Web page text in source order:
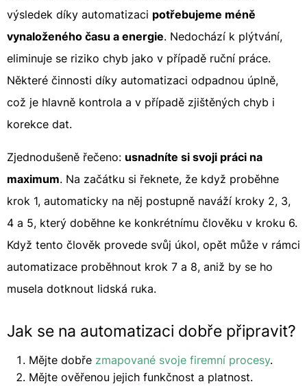
výsledek díky automatizaci potřebujeme méně
vynaloženého času a energie. Nedochází k plýtvání,
eliminuje se riziko chyb jako v případě ruční práce.
Některé činnosti díky automatizaci odpadnou úplně,
což je hlavně kontrola a v případě zjištěných chyb i
korekce dat.
Zjednodušeně řečeno: usnadníte si svoji práci na
maximum. Na začátku si řeknete, že když proběhne
krok 1, automaticky na něj postupně naváží kroky 2, 3,
4 a 5, který doběhne ke konkrétnímu člověku v kroku 6.
Když tento člověk provede svůj úkol, opět může v rámci
automatizace proběhnout krok 7 a 8, aniž by se ho
musela dotknout lidská ruka.
Jak se na automatizaci dobře připravit?
Mějte dobře zmapované svoje firemní procesy.
Mějte ověřenou jejich funkčnost a platnost.